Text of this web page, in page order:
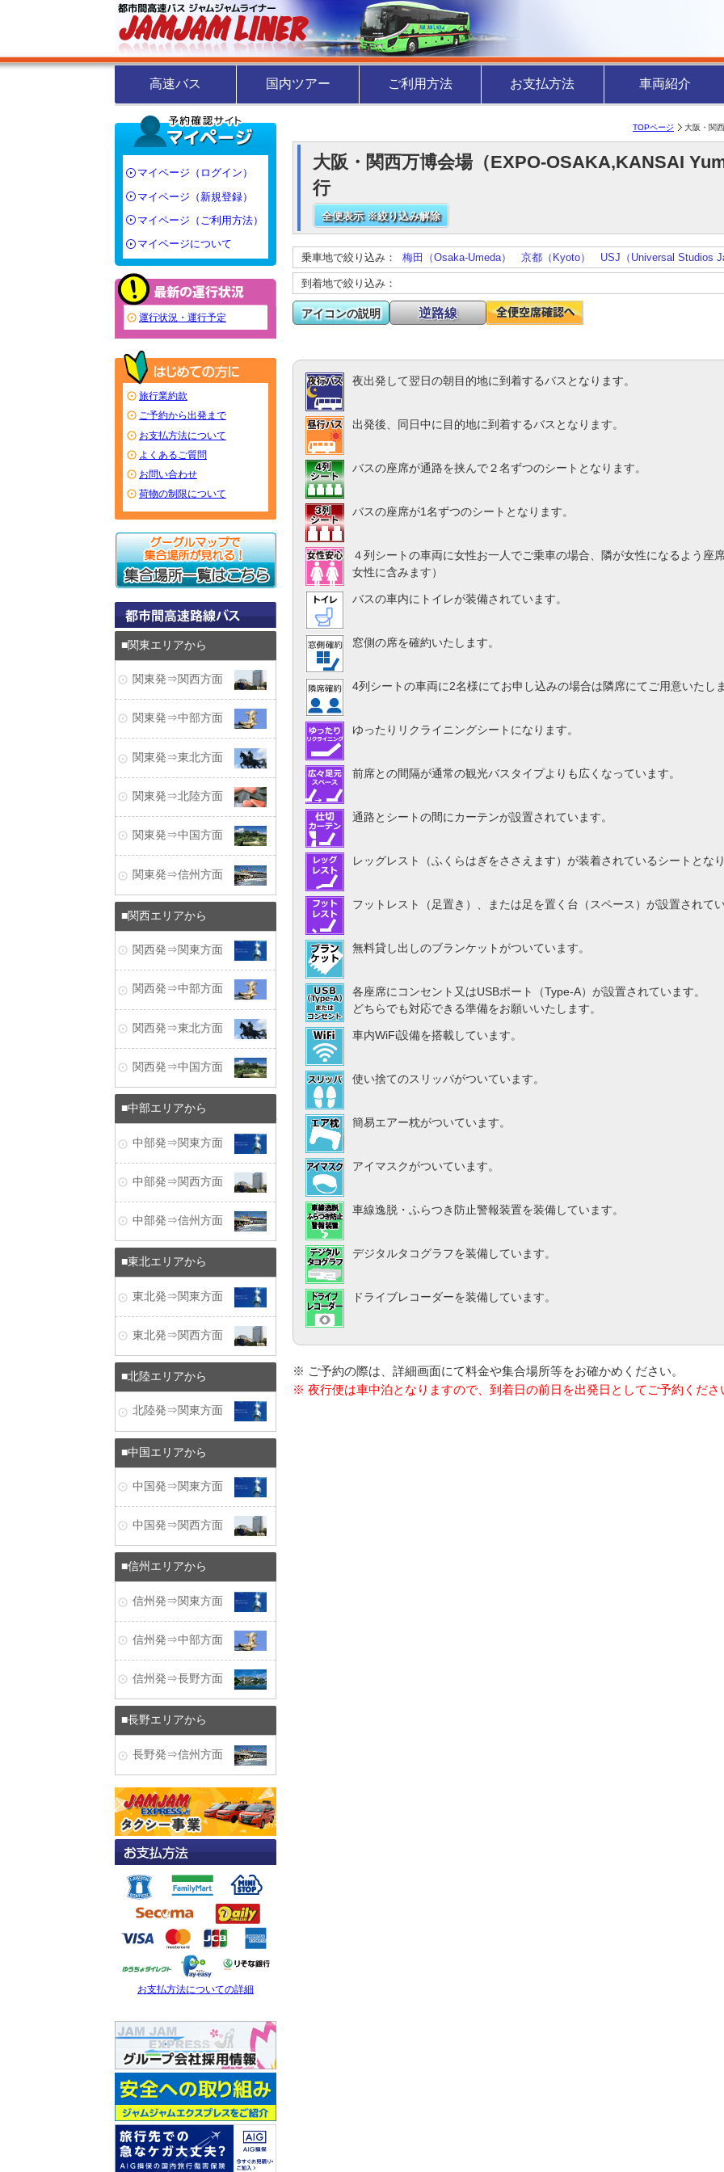
高速バス 国内ツアー ご利用方法 お支払方法 車両紹介
TOPページ 大阪・関
大阪・関西万博会場（EXPO-OSAKA,KANSAI
行
全便表示 ※絞り込み解除
乗車地で絞り込み： 梅田（Osaka-Umeda） 京都（Kyoto） USJ（Universal Studios
到着地で絞り込み：
アイコンの説明 逆路線
夜出発して翌日の朝目的地に到着するバスとなります。
出発後、同日中に目的地に到着するバスとなります。
バスの座席が通路を挟んで２名ずつのシートとなります。
バスの座席が1名ずつのシートとなります。
４列シートの車両に女性お一人でご乗車の場合、隣が女性になるよう座
女性に含みます）
バスの車内にトイレが装備されています。
窓側の席を確約いたします。
4列シートの車両に2名様にてお申し込みの場合は隣席にてご用意いたし
ゆったりリクライニングシートになります。
前席との間隔が通常の観光バスタイプよりも広くなっています。
通路とシートの間にカーテンが設置されています。
レッグレスト（ふくらはぎをささえます）が装着されているシートとな
フットレスト（足置き）、または足を置く台（スペース）が設置されて
無料貸し出しのブランケットがついています。
各座席にコンセント又はUSBポート（Type-A）が設置されています。
どちらでも対応できる準備をお願いいたします。
車内WiFi設備を搭載しています。
使い捨てのスリッパがついています。
簡易エアー枕がついています。
アイマスクがついています。
車線逸脱・ふらつき防止警報装置を装備しています。
デジタルタコグラフを装備しています。
ドライブレコーダーを装備しています。
※ ご予約の際は、詳細画面にて料金や集合場所等をお確かめください。
※ 夜行便は車中泊となりますので、到着日の前日を出発日としてご予約くださ
マイページ（ログイン）
マイページ（新規登録）
マイページ（ご利用方法）
マイページについて
運行状況・運行予定
旅行業約款
ご予約から出発まで
お支払方法について
よくあるご質問
お問い合わせ
荷物の制限について
関東エリアから
関東発⇒関西方面
関東発⇒中部方面
関東発⇒東北方面
関東発⇒北陸方面
関東発⇒中国方面
関東発⇒信州方面
関西エリアから
関西発⇒関東方面
関西発⇒中部方面
関西発⇒東北方面
関西発⇒中国方面
中部エリアから
中部発⇒関東方面
中部発⇒関西方面
中部発⇒信州方面
東北エリアから
東北発⇒関東方面
東北発⇒関西方面
北陸エリアから
北陸発⇒関東方面
中国エリアから
中国発⇒関東方面
中国発⇒関西方面
信州エリアから
信州発⇒関東方面
信州発⇒中部方面
信州発⇒長野方面
長野エリアから
長野発⇒信州方面
お支払方法についての詳細